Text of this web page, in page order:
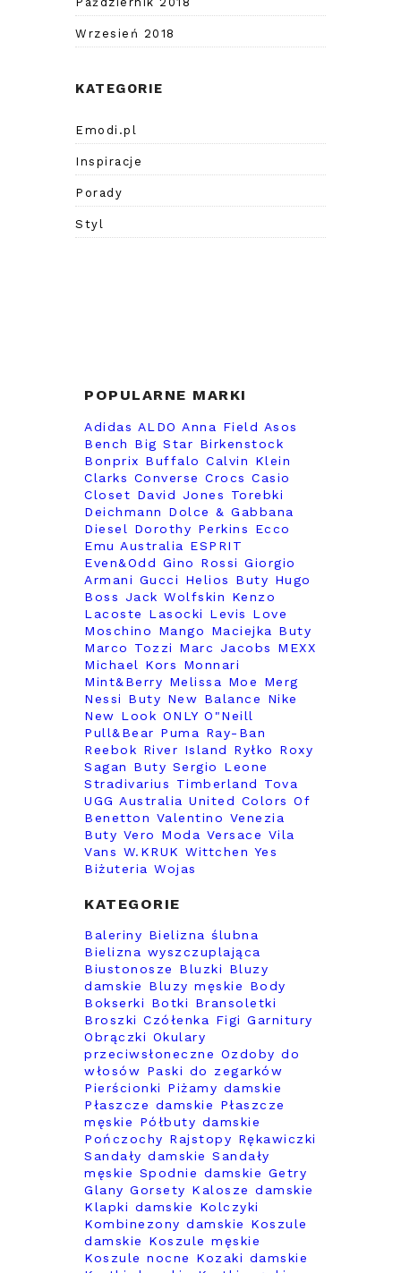
Wrzesień 2018
KATEGORIE
Emodi.pl
Inspiracje
Porady
Styl
POPULARNE MARKI
Adidas ALDO Anna Field Asos
Bench
Big Star Birkenstock
Bonprix Buffalo Calvin Klein
Clarks Converse Crocs Casio
Closet David Jones Torebki
Deichmann
Dolce & Gabbana
Diesel
Dorothy Perkins
Ecco
Emu Australia
ESPRIT
Even&Odd Gino Rossi Giorgio
Armani Gucci Helios Buty Hugo
Boss
Jack Wolfskin
Kenzo
Lacoste
Lasocki Levis
Love
Moschino
Mango
Maciejka Buty
Marco Tozzi
Marc Jacobs
MEXX
Michael Kors
Monnari
Mint&Berry Melissa Moe
Merg
Nessi Buty New Balance
Nike
New Look ONLY O"Neill
Pull&Bear Puma
Ray-Ban
Reebok River Island Ryłko
Roxy
Sagan Buty Sergio Leone
Stradivarius
Timberland
Tova
UGG Australia United Colors Of
Benetton Valentino Venezia
Buty Vero Moda Versace Vila
Vans W.KRUK Wittchen Yes
Biżuteria Wojas
KATEGORIE
Baleriny Bielizna ślubna
Bielizna wyszczuplająca
Biustonosze
Bluzki
Bluzy
damskie
Bluzy męskie
Body
Bokserki
Botki
Bransoletki
Broszki Czółenka Figi Garnitury
Obrączki Okulary
przeciwsłoneczne Ozdoby do
włosów Paski do zegarków
Pierścionki
Piżamy damskie
Płaszcze damskie
Płaszcze
męskie
Półbuty damskie
Pończochy Rajstopy Rękawiczki
Sandały damskie Sandały
męskie Spodnie damskie Getry
Glany Gorsety Kalosze damskie
Klapki damskie
Kolczyki
Kombinezony damskie
Koszule
damskie
Koszule męskie
Koszule nocne
Kozaki damskie